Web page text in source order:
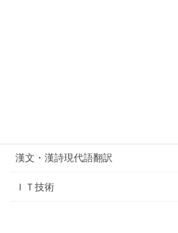
漢文・漢詩現代語翻訳
ＩＴ技術